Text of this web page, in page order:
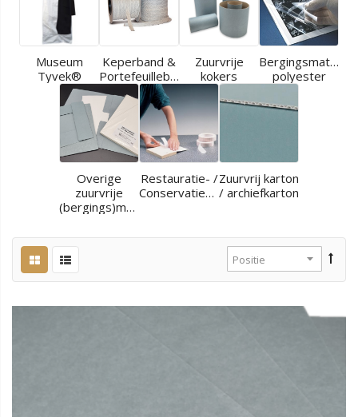
Museum
Tyvek®
Keperband &
Portefeuilleband
Zuurvrije
kokers
polyester
Overige
zuurvrije
(bergings)materialen
Restauratie- /
Conservatiematerialen
Zuurvrij karton
/ archiefkarton